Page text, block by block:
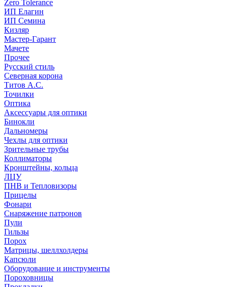
Zero Tolerance
ИП Елагин
ИП Семина
Кизляр
Мастер-Гарант
Мачете
Прочее
Русский стиль
Северная корона
Титов А.С.
Точилки
Оптика
Аксессуары для оптики
Бинокли
Дальномеры
Чехлы для оптики
Зрительные трубы
Коллиматоры
Кронштейны, кольца
ЛЦУ
ПНВ и Тепловизоры
Прицелы
Фонари
Снаряжение патронов
Пули
Гильзы
Порох
Матрицы, шеллхолдеры
Капсюли
Оборудование и инструменты
Пороховницы